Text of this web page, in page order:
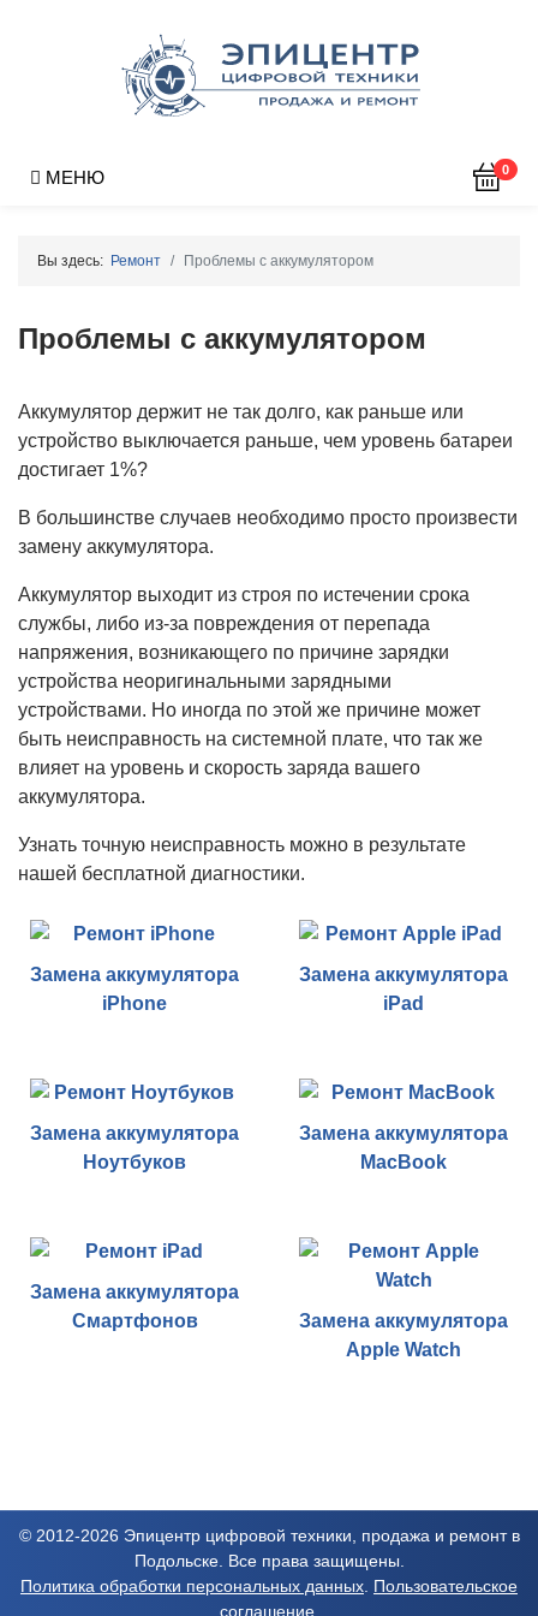
МЕНЮ 0
Вы здесь: Ремонт Проблемы с аккумулятором
Проблемы с аккумулятором
Аккумулятор держит не так долго, как раньше или
устройство выключается раньше, чем уровень батареи
достигает 1%?
В большинстве случаев необходимо просто произвести
замену аккумулятора.
Аккумулятор выходит из строя по истечении срока
службы, либо из-за повреждения от перепада
напряжения, возникающего по причине зарядки
устройства неоригинальными зарядными
устройствами. Но иногда по этой же причине может
быть неисправность на системной плате, что так же
влияет на уровень и скорость заряда вашего
аккумулятора.
Узнать точную неисправность можно в результате
нашей бесплатной диагностики.
Замена аккумулятора
iPhone
Замена аккумулятора
iPad
Замена аккумулятора
Ноутбуков
Замена аккумулятора
MacBook
Замена аккумулятора
Смартфонов
Замена аккумулятора
Apple Watch
© 2012-2026 Эпицентр цифровой техники, продажа и ремонт в
Подольске. Все права защищены.
Политика обработки персональных данных Пользовательское
соглашение.